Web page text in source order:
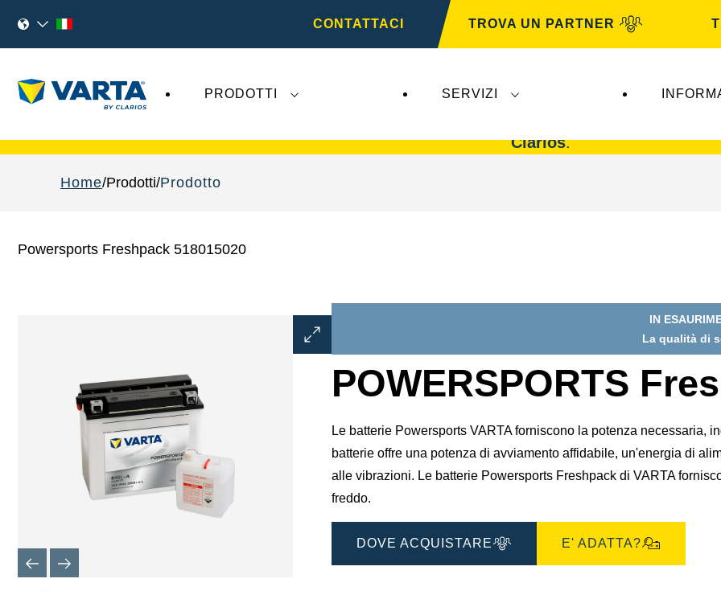
CONTATTACI TROVA UN PARTNER
PRODOTTI SERVIZI
Clarios.
Home Prodotti Prodotto
Powersports Freshpack 518015020
Aprire
la
dialogo
IN
La qualità di
POWERSPORTS
Le batterie Powersports VARTA forniscono la potenza necessaria,
batterie offre una potenza di avviamento affidabile, un'energia di
alle vibrazioni. Le batterie Powersports Freshpack di VARTA
freddo.
DOVE ACQUISTARE E' ADATTA?